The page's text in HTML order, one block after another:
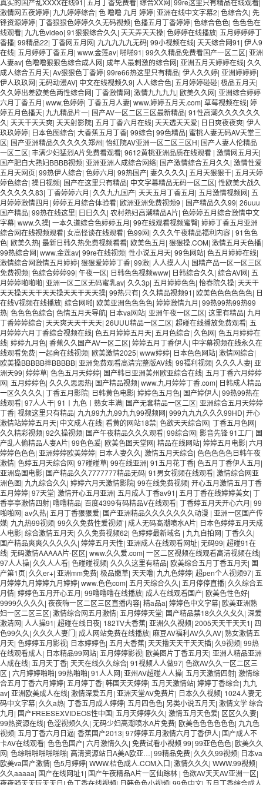
真实的国产乱XXXX在线91| 五月丁香免费看| 综合XX网| 99re这里只有精品在线观看|
激情网五夜婷婷| 九九婷婷综合| 色 噜噜 九月 婷婷| 亚洲在线中文字幕2| 色综合久| 先
锋资源婷婷| 丁香狠狠色婷婷久久无码视频| 色播五月丁香婷婷| 色综合色色| 色色色在
线观看| 九九色video| 91狠狠综合久久| 天天弄天天操| 色婷婷在线播放| 五月婷婷婷丁
香播| 99精品22| 丁香网五月网| 九九九九九无码| 99小视频在线| 天天综合网91| 伊人9
在线| 五月婷婷丁香五月| www.金莲av| 啪啪91| 99久久精品免费看国产一区二区| 亚洲
人妻av| 色噜噜狠狠色综合成人网| 成年人最刺激的综合网| 亚洲五月天婷婷在线| 久久
成人综合五月天| Av狠狠色丁香婷| 99re66热这里只有精品| 伊人久久婷| 亚洲婷婷婷|
伊人玖玖网| 无码动漫AV| 中文在线视频久9| 人人综合色| 五月婷婷碰碰| 极品五月天|
久久婷出差欧美色两性综合网| 丁香激情网| 激情九九九九| 欧美久久网| 亚洲综合婷婷
六月丁香五月| www,色婷婷| 丁香五月人妻| www.婷婷五月天.com| 草莓视频在线| 婷
婷五月色播天| 九九精品片一| 国产AV一区二区三区最新精品| 91性高潮久久久久久久
久| 天天干天天爽| 天天射影院| 五月丁香六月在线| 天天透天天爱| 日日爽夜夜爽| 伊人
玖玖婷婷| 日本色图综合| 大香蕉五月丁香| 99综合| 99色精品| 蜜桃人妻无码AV天堂三
区| 国产亚洲精品久久久久久郑州| 怡红院AV亚洲一区二区三区H| 国产人妻人伦精品
一区二区| 丰满少妇猛烈A片免费看观看| 9612黄桃亚洲品质在线观看 | 激情网五月天|
国产肥白大熟妇BBBB视频| 亚洲亚洲人成综合网络| 国产激情综合五月久久| 激情性爱
五月天网页| 99热伊人综合| 色婷六月| 99热国产| 妻久久久久| 五月天狠狠干| 五月天婷
婷色综合| 操日视频| 国产在这里只有精品| 中文字幕精品无码一区二区| 性欧美大战久
久久久久久83| 丁香婷婷六月| 久久九九国产| 天天五月丁香五月| 五月激情视频网| 五
月婷婷激情四月| 婷婷五月综合体验看| 欧洲亚洲免费视频9 | 国产精品久久99| 26uuu
国产精品| 99热在线这里| 曰曰久久| 农村熟妇高潮精品A片| 色婷婷五月综合激情中文
字幕| www.久操| 一本久道综合色婷婷五月| 99在线观看视频蜜臀| 婷婷丁香五月亚洲
综合网在线视频观看| 女高怪谈在线观看| 色99网| 久久久午夜精品福利内容 | 91色色
色| 欧美久热| 最新日韩久热免费视频看看| 欧美色五月| 狠狠操.COM| 激情五月天色播|
99热综合网| www.金莲av| 99re在线视频| 性小说五月天| 99色网站| 色五月婷婷在线|
激情综合网激情五月婷婷| 狠狠爱婷婷丁香| 99激| 人人摸人人| 国精产品一区一区三区
免费视频| 色综合婷婷99| 午夜一区| 日韩色色视频www| 日韩综合久久| 综合AV网| 五
月婷婷啪啪啪| 亚洲一区二区无码蜜乳av| 久久3p| 五月婷婷色色| 怡春院久操| 天天干
天天操天天干天天操天天干天天操| 99热只有| 久久精品视频91| 欧美色色色色色色| 日
在线V视频在线播放| 综合网啪| 欧美亚洲色色色色| 婷婷激情九月| 99热99热99热99
热| 色色色色综合| 色情五月天导航| 日本va网站| 亚洲午夜一区二区| 这里有精品| 九月
丁香婷婷综合| 天天爽天天干天天| 26UUU精品一区二区| 超碰在线播放免费观看| 五
月婷婷六月丁香综合视频在线| 色五月婷婷五月天| 五月色综合| 久色网| 色五月婷婷在
线| 婷婷九月色| 香蕉久久国产AV一区二区| 婷婷五月丁香伊人| 中字幕视频在线永久在
线观看免费| 一起肏在线视频| 欧美激情2025| www婷婷| 日本色色网站| 激情网综合|
欧美搡BBBBB摔BBBBB| 亚洲免费观看高清完整版AV线| 99福利视频| 久久久人妻| 亚
洲天99| 婷婷草| 色色五月天婷婷| 国产韩日亚洲美州欧亚综合在线| 五月丁香六月婷婷
网| 五月婷婷色| 久久久思思热| 国产精品视频| www.九月婷婷丁香.com| 日韩成人精品
一区久久久久| 丁香五月影院| 日韩黄色电影| 婷婷色五月色| 国产婷伊人| 99热99热在
线观看| 97人人干| 91丨九色丨熟女丰满| 国产无套精品一区二区| 亚洲综合五月天婷婷
丁香| 视频这里只有精品| 九九99九九99九九99视频网| 999九九九久久久99HD| 开心
激情站婷婷五月天| 中文成人在线| 看黄的网站18禁| 色欲天天综合网| 丁香五月色网|
久久精彩视频| 92久操视频| 国产午夜精品久久久观看| 99综合网| 影音先锋 91工厂| 国
产乱人偷精品人妻A片| 99色色爰| 欧美色图天堂网| 精品在线网站| 婷婷五月电影| 六月
婷婷色色色| 亚洲婷婷欧美婷婷| 日本人妻久久| 激情五月天综合| 色色色色色日韩午夜
激情| 色婷五月天综合网| 97碰碰草| 99在线亚洲| 91五月花丁香| 色五月丁香伊人五月|
亚洲岛国电影| 国产精品久久7777777精品无码| 91男女视频在线观看| 激情综合网亚
洲色图| 九九综合久久| 婷婷六月天激情影院| 99在线免费视频| 开心五月激情五月丁香
五月婷婷| 97天堂| 激情开心五月亚洲| 五月成人丁香av91| 五月丁香在线婷婷美女| 丁
香亭亭激情四射| 噜噜精品| 百度4399有码精品V在线观看| 丁香婷五月天开心六月| 99
啪啪网| av久热| 五月丁香狠狠爱| 国产亚洲精品久久久久久久久动漫 | 亚洲一区国产传
媒| 九九热99视频| 99久久免费性爱视频`| 成人无码髙潮喷水A片| 日本色婷婷五月天成
人电影| 综合激情五月天| 久久免费视频62| 色婷婷最新域名 | 九九自拍网| 丁香久久|
国产精品爽爽久久久久久| 婷婷五月天性| 亚洲成人在线观看网址| 无码99| 超碰91在
线| 无码激情AAAAA片-区区| www.久久爱.com| 一区二区视频在线观看高清视频在线|
97人人操| 久久人人看| 色碰碰视频| 久久久这里有精品| 欧美综合五月丁香五月天| 国
产第1页| 久久er+| 亚洲mm免费| 极品嫩草| 天天噜| 九九色婷婷| 超pen个人视频97| 五
月婷婷九月婷婷九月婷婷| www.色色com| 五月天综合久久| 五月停停直播| 久久综合五
月情| 婷婷色五月开心五月| 99噜噜噜在线播放| 成人在线观看国产| 欧美色性色好|
9999久久久久| 夜夜嗨一区二区三区直播内容| 精a品a| 婷婷色中文字幕| 欧美亚洲熟
妇一区二区三区| 激情综合网五月激情| 五月婷婷天堂| 国产精品禁18久久久夂久| 深爱
激清网| 人人操91| 超碰在线日夜| 182TV大香蕉| 亚洲久久视频| 2005天天干天天1| 四
色99久久| 久久久人妻门| 成人网站免费在线播放| 麻豆AV福利AV久久AV| 熟女激情五
月天| 色婷婷五月影视| 日本婷婷色| 五月大香蕉| 天天撸天天干天天插| 久9视频| 99热
在线观看成人| 日本精品99网站| 五月婷婷影视| 欧美图片丁香五月天| 亚洲人精品亚洲
人成在线| 五月天丁香| 天天在线久久综合| 91视频人人做97| 色欲AV久久一区二区三
区 | 六月婷婷啪啪| 99热啪啪| 91人人网| 亚州AV超碰人人操| 五月天激情四射| 激情综
合五月丁香六月婷婷| 五月婷丁香| 韩国天天婷婷| 五月天激情站| 婷婷丁香综合| 九九
av| 亚洲欧美成人在线| 激情深爱五月| 亚洲天堂AV免费片| 日本久久视频| 1024人妻无
码中文字幕| 久久a热| 丁香五月成人婷婷| 五月四色色| 另类小说五月天| 激情文学 综合
九月| 国产FREESEXVIDEOS性中国| 五月天婷婷久久| 激情五月天色爱| 区区久久妻|
99热资源在线| 色涩视频久久| 无码少妇高潮喷水A片免费| 欧美色色色色色色| 九九色
视频| 五月丁香六月日逼| 香蕉国产2013| 97婷婷五月激情六月丁香伊人| 国产成人不
卡AV在线观看| 色色色国产| 六月激情久久| 免费试看小视频 99| 99亚色色色| 欧美久久
网| 色综啪啪啪啪啪啪| 高清资源站日A美A欧亚…| 99精品免费| 久久久99视频| 日本va
欧美va国产激情| 色5月婷婷| WWW.桔色成人.COM入口| 激情久久久| WWW.99视频|
久久aaaaa| 国产在线网址1| 国产午夜精品A片一区仙踪林 | 色欲AV天天AV亚洲一区|